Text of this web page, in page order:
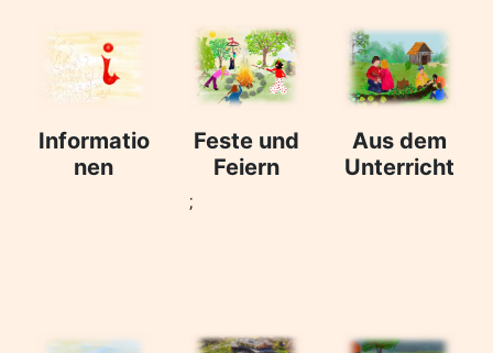
Informatio
nen
Feste und
Feiern
;
Aus dem
Unterricht